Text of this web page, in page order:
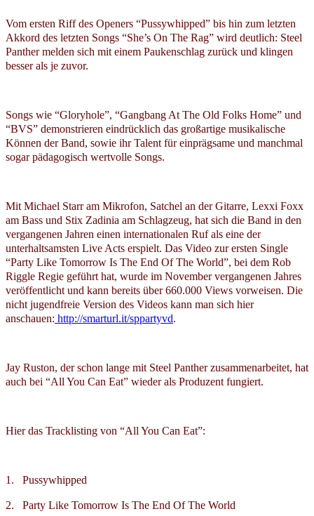
Vom ersten Riff des Openers “Pussywhipped” bis hin zum letzten
Akkord des letzten Songs “She’s On The Rag” wird deutlich: Steel
Panther melden sich mit einem Paukenschlag zurück und klingen
besser als je zuvor.
Songs wie “Gloryhole”, “Gangbang At The Old Folks Home” und
“BVS” demonstrieren eindrücklich das großartige musikalische
Können der Band, sowie ihr Talent für einprägsame und manchmal
sogar pädagogisch wertvolle Songs.
Mit Michael Starr am Mikrofon, Satchel an der Gitarre, Lexxi Foxx
am Bass und Stix Zadinia am Schlagzeug, hat sich die Band in den
vergangenen Jahren einen internationalen Ruf als eine der
unterhaltsamsten Live Acts erspielt. Das Video zur ersten Single
“Party Like Tomorrow Is The End Of The World”, bei dem Rob
Riggle Regie geführt hat, wurde im November vergangenen Jahres
veröffentlicht und kann bereits über 660.000 Views vorweisen. Die
nicht jugendfreie Version des Videos kann man sich hier
anschauen: http://smarturl.it/sppartyvd.
Jay Ruston, der schon lange mit Steel Panther zusammenarbeitet, hat
auch bei “All You Can Eat” wieder als Produzent fungiert.
Hier das Tracklisting von “All You Can Eat”:
1. Pussywhipped
2. Party Like Tomorrow Is The End Of The World